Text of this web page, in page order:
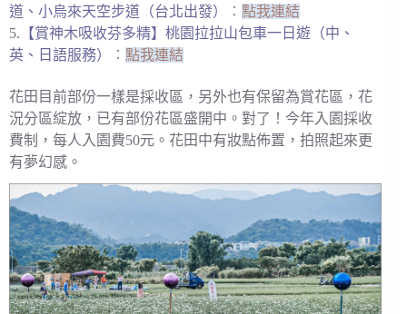
道、小烏來天空步道（台北出發）
︰ 點我連結
5. 【賞神木吸收芬多精】桃園拉拉山包車一日遊（中、
英、日語服務）
︰ 點我連結
花田目前部份一樣是採收區，另外也有保留為賞花區，花
況分區綻放，已有部份花區盛開中。對了！今年入園採收
費制，每人入園費50元。花田中有妝點佈置，拍照起來更
有夢幻感。